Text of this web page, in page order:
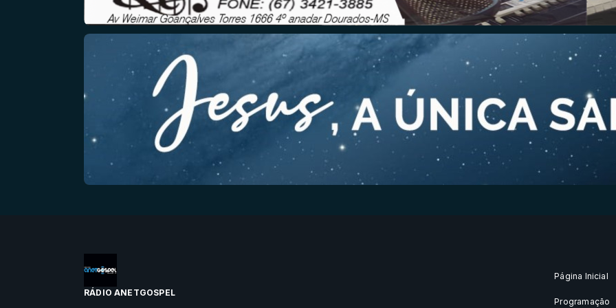
RÁDIO ANETGOSPEL
Página Inicial
Programação